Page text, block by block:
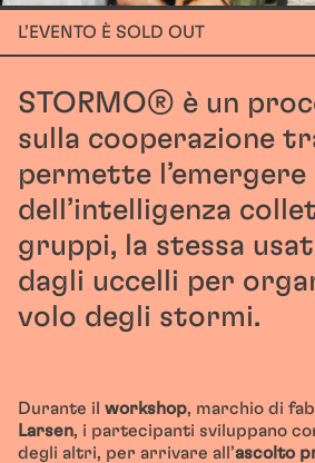
L’EVENTO È SOLD OUT
STORMO® è un
sulla cooperazione
permette l’emergere
dell’intelligenza
gruppi, la stessa
dagli uccelli per
volo degli stormi.
Durante il workshop, marchio di
Larsen, i partecipanti sviluppano
degli altri, per arrivare all’ascolto